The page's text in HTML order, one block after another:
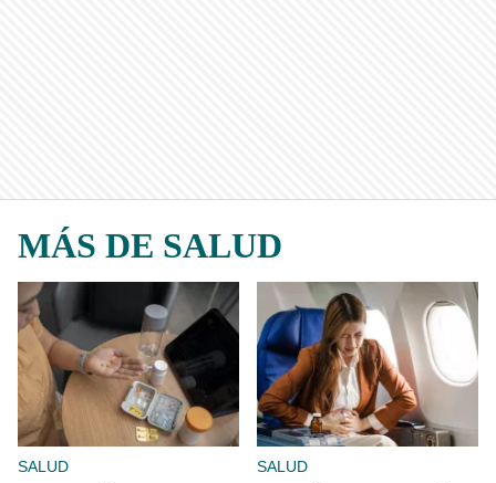
MÁS DE SALUD
SALUD SALUD